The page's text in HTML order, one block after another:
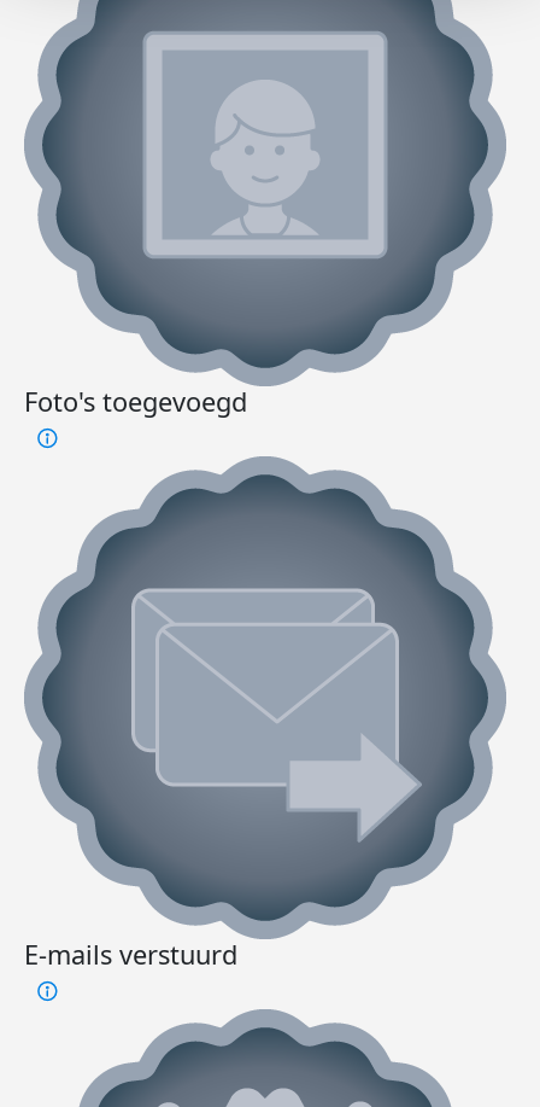
Foto's toegevoegd
E-mails verstuurd